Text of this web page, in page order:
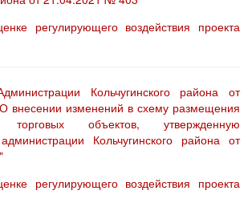
регулирующего воздействия проекта
Кольчугинского района от
внесении изменений в схему размещения
торговых объектов, утвержденную
Кольчугинского района от
регулирующего воздействия проекта